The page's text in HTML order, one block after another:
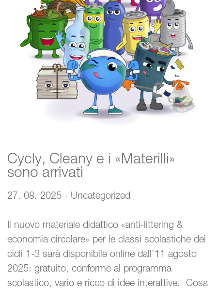
Cycly, Cleany e i «Materilli»
sono arrivati
27. 08. 2025 - Uncategorized
Il nuovo materiale didattico «anti-littering &
economia circolare» per le classi scolastiche dei
cicli 1-3 sarà disponibile online dall’11 agosto
2025: gratuito, conforme al programma
scolastico, vario e ricco di idee interattive. Cosa